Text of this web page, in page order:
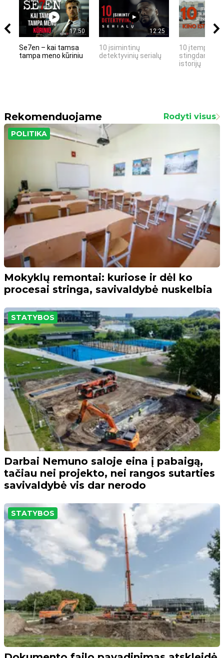
17:50
Se7en – kai tamsa
tampa meno kūriniu
12:25
10 įsimintinų
detektyvinių serialų
10 įtemptų,
stingdančių
istorijų
Rekomenduojame Rodyti visus
POLITIKA
Mokyklų remontai: kuriose ir dėl ko
procesai stringa, savivaldybė nuskelbia
STATYBOS
Darbai Nemuno saloje eina į pabaigą,
tačiau nei projekto, nei rangos sutarties
savivaldybė vis dar nerodo
STATYBOS